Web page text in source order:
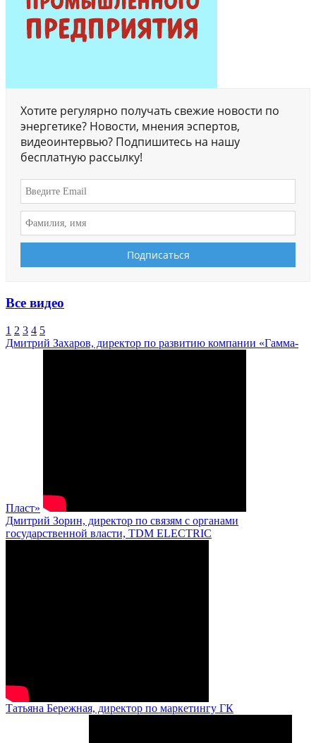
Хотите регулярно получать свежие новости по
энергетике? Новости, мнения эспертов,
видеоинтервью? Подпишитесь на нашу
бесплатную рассылку!
Все видео
1 2 3 4 5
Дмитрий Захаров, директор по развитию компании «Гамма-
Пласт»
Дмитрий Зорин, директор по связям с органами
государственной власти, TDM ELECTRIC
Татьяна Бережная, директор по маркетингу ГК